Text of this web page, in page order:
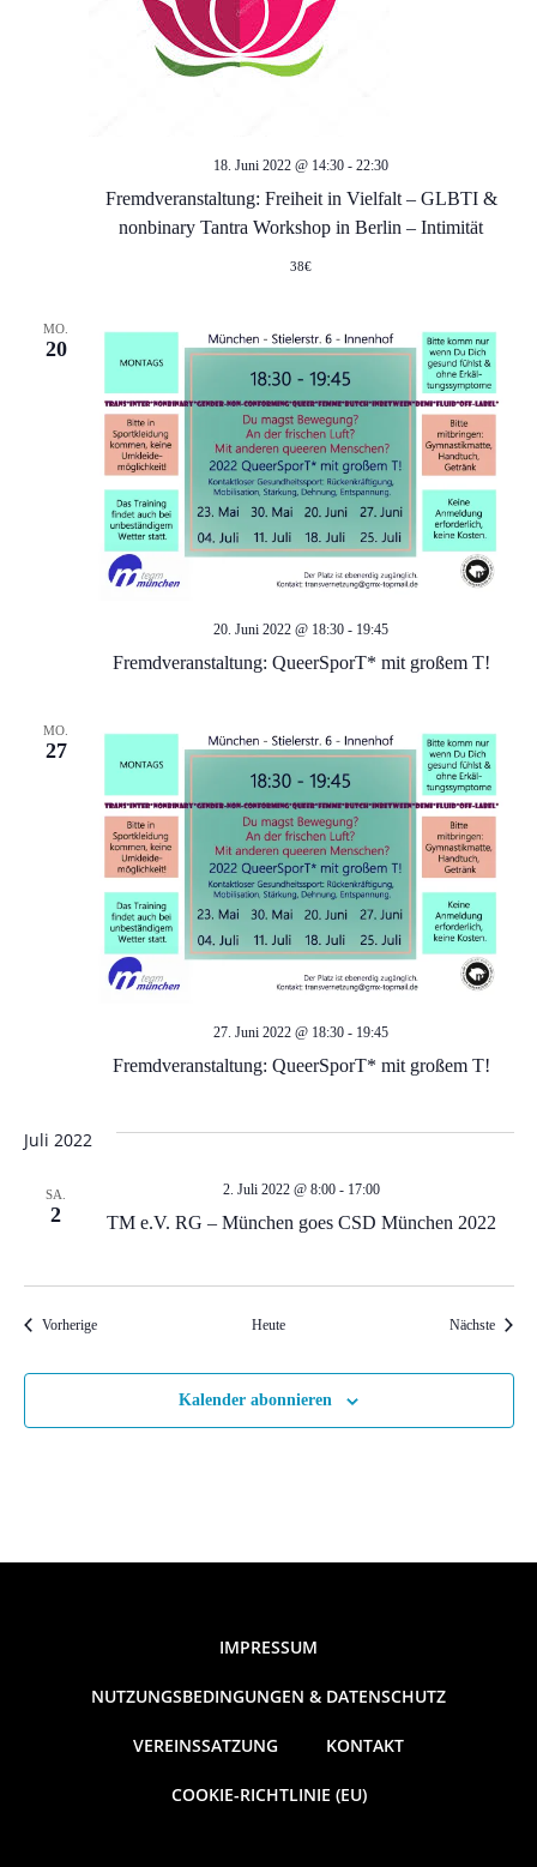
n
e
n
S
u
c
e
u
n
d
A
n
i
c
t
e
n
,
g
i
h
e
n
v
i
g
a
Fremdveranstaltung: Freiheit in Vielfalt – GLBTI &
nonbinary Tantra Workshop in Berlin – Intimität
18. Juni 2022 @ 14:30 - 22:30
38€
MO.
20
Fremdveranstaltung: QueerSporT* mit großem T!
20. Juni 2022 @ 18:30 - 19:45
MO.
27
Fremdveranstaltung: QueerSporT* mit großem T!
27. Juni 2022 @ 18:30 - 19:45
Juli 2022
SA.
2 TM e.V. RG – München goes CSD München 2022
2. Juli 2022 @ 8:00- 17:00
VorherigeVeranstaltungen Heute Nächste
Kalender abonnieren
IMPRESSUM
NUTZUNGSBEDINGUNGEN & DATENSCHUTZ
VEREINSSATZUNG KONTAKT
COOKIE-RICHTLINIE (EU)